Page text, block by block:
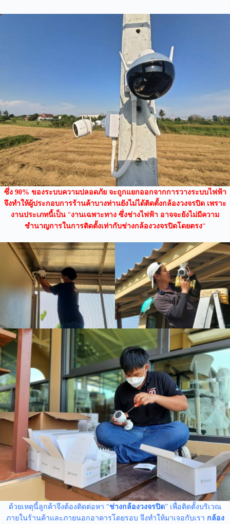
ซึ่ง 90% ของระบบความปลอดภัย จะถูกแยกออกจากการวางระบบไฟฟ้า
จึงทำให้ผู้ประกอบการร้านค้าบางท่านยังไม่ได้ติดตั้งกล้องวงจรปิด เพราะ
งานประเภทนี้เป็น “งานเฉพาะทาง ซึ่งช่างไฟฟ้า อาจจะยังไม่มีความ
ชำนาญการในการติดตั้งเท่ากับช่างกล้องวงจรปิดโดยตรง“
ด้วยเหตุนี้ลูกค้าจึงต้องติดต่อหา “ช่างกล้องวงจรปิด” เพื่อติดตั้งบริเวณ
ภายในร้านค้าและภายนอกอาคารโดยรอบ จึงทำให้มาเจอกับเรา กล้อง